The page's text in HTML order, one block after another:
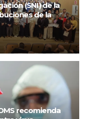
(SNI) de la
de la
recomienda